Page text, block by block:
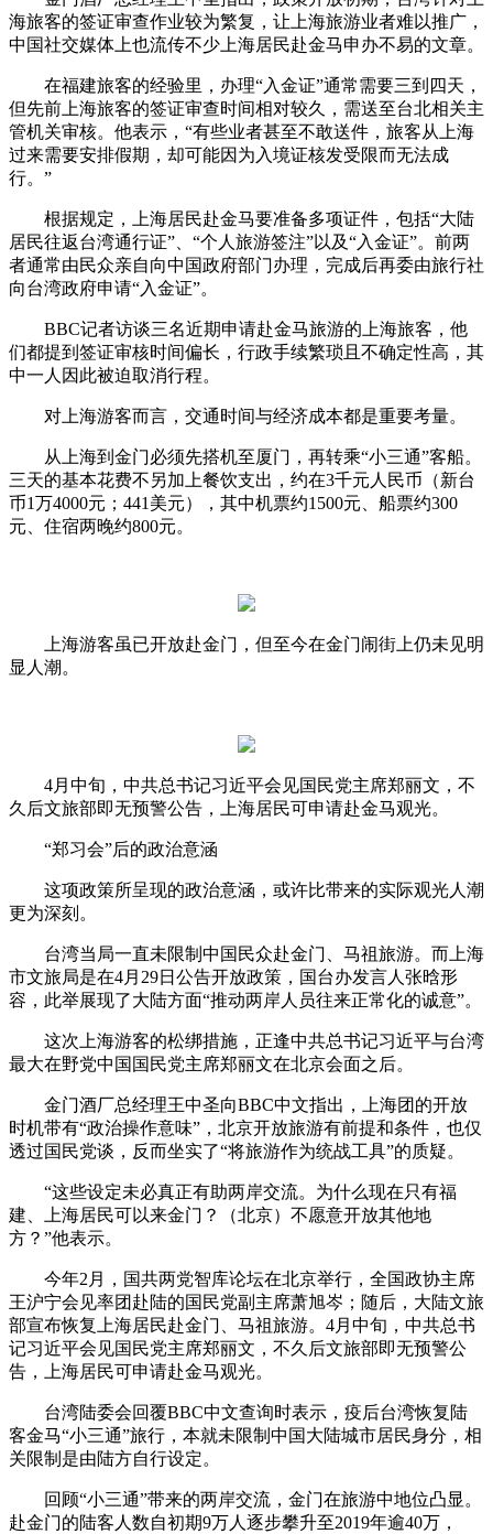
海旅客的签证审查作业较为繁复，让上海旅游业者难以推广，
中国社交媒体上也流传不少上海居民赴金马申办不易的文章。
在福建旅客的经验里，办理“入金证”通常需要三到四天，
但先前上海旅客的签证审查时间相对较久，需送至台北相关主
管机关审核。他表示，“有些业者甚至不敢送件，旅客从上海
过来需要安排假期，却可能因为入境证核发受限而无法成
行。”
根据规定，上海居民赴金马要准备多项证件，包括“大陆
居民往返台湾通行证”、“个人旅游签注”以及“入金证”。前两
者通常由民众亲自向中国政府部门办理，完成后再委由旅行社
向台湾政府申请“入金证”。
BBC记者访谈三名近期申请赴金马旅游的上海旅客，他
们都提到签证审核时间偏长，行政手续繁琐且不确定性高，其
中一人因此被迫取消行程。
对上海游客而言，交通时间与经济成本都是重要考量。
从上海到金门必须先搭机至厦门，再转乘“小三通”客船。
三天的基本花费不另加上餐饮支出，约在3千元人民币（新台
币1万4000元；441美元），其中机票约1500元、船票约300
元、住宿两晚约800元。
上海游客虽已开放赴金门，但至今在金门闹街上仍未见明
显人潮。
4月中旬，中共总书记习近平会见国民党主席郑丽文，不
久后文旅部即无预警公告，上海居民可申请赴金马观光。
“郑习会”后的政治意涵
这项政策所呈现的政治意涵，或许比带来的实际观光人潮
更为深刻。
台湾当局一直未限制中国民众赴金门、马祖旅游。而上海
市文旅局是在4月29日公告开放政策，国台办发言人张晗形
容，此举展现了大陆方面“推动两岸人员往来正常化的诚意”。
这次上海游客的松绑措施，正逢中共总书记习近平与台湾
最大在野党中国国民党主席郑丽文在北京会面之后。
金门酒厂总经理王中圣向BBC中文指出，上海团的开放
时机带有“政治操作意味”，北京开放旅游有前提和条件，也仅
透过国民党谈，反而坐实了“将旅游作为统战工具”的质疑。
“这些设定未必真正有助两岸交流。为什么现在只有福
建、上海居民可以来金门？（北京）不愿意开放其他地
方？”他表示。
今年2月，国共两党智库论坛在北京举行，全国政协主席
王沪宁会见率团赴陆的国民党副主席萧旭岑；随后，大陆文旅
部宣布恢复上海居民赴金门、马祖旅游。4月中旬，中共总书
记习近平会见国民党主席郑丽文，不久后文旅部即无预警公
告，上海居民可申请赴金马观光。
台湾陆委会回覆BBC中文查询时表示，疫后台湾恢复陆
客金马“小三通”旅行，本就未限制中国大陆城市居民身分，相
关限制是由陆方自行设定。
回顾“小三通”带来的两岸交流，金门在旅游中地位凸显。
赴金门的陆客人数自初期9万人逐步攀升至2019年逾40万，